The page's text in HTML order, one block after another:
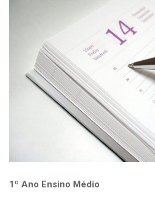
1º Ano Ensino Médio